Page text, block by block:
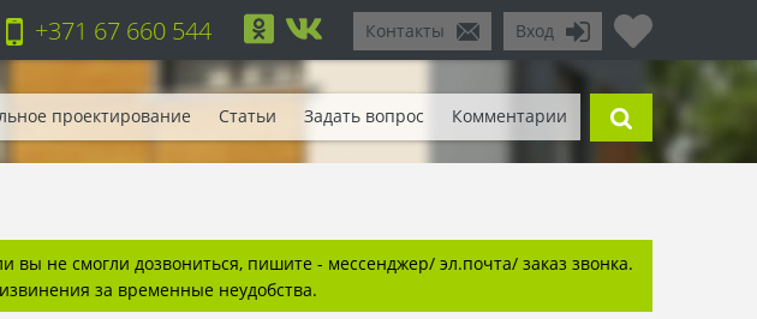
Вход
Контакты
+371 67 660 544
проектирование Статьи Задать вопрос Комментарии
не смогли дозвониться, пишите - мессенджер/ эл.почта/ заказ звонка.
за временные неудобства.